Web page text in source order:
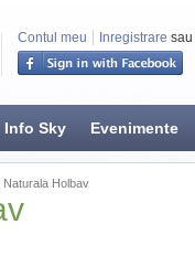
Contul meu Inregistrare sau
Info Sky Evenimente
Naturala Holbav